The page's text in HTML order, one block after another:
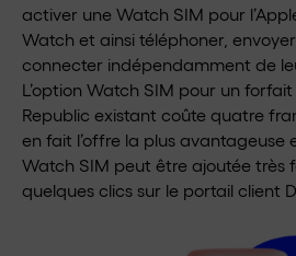
activer une Watch SIM pour
Watch et ainsi téléphoner,
connecter indépendamment de
L’option Watch SIM pour un
Republic existant coûte quatre
en fait l’offre la plus avantageuse
Watch SIM peut être ajoutée très
quelques clics sur le portail client